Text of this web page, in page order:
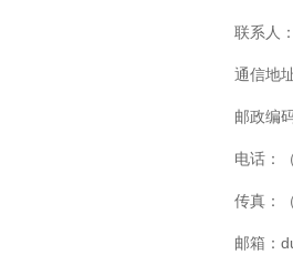
联系人
通信地
邮政编
电话：
传真：
邮箱：